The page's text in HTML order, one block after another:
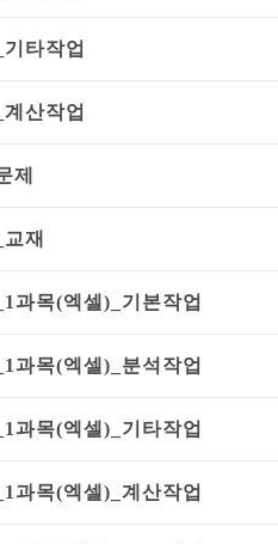
타작업
산작업
제
재
과목(엑셀)_기본작업
과목(엑셀)_분석작업
과목(엑셀)_기타작업
과목(엑셀)_계산작업